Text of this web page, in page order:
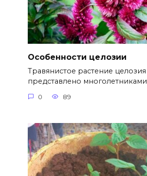
Особенности целозии
Травянистое растение целозия
представлено многолетниками
0 89